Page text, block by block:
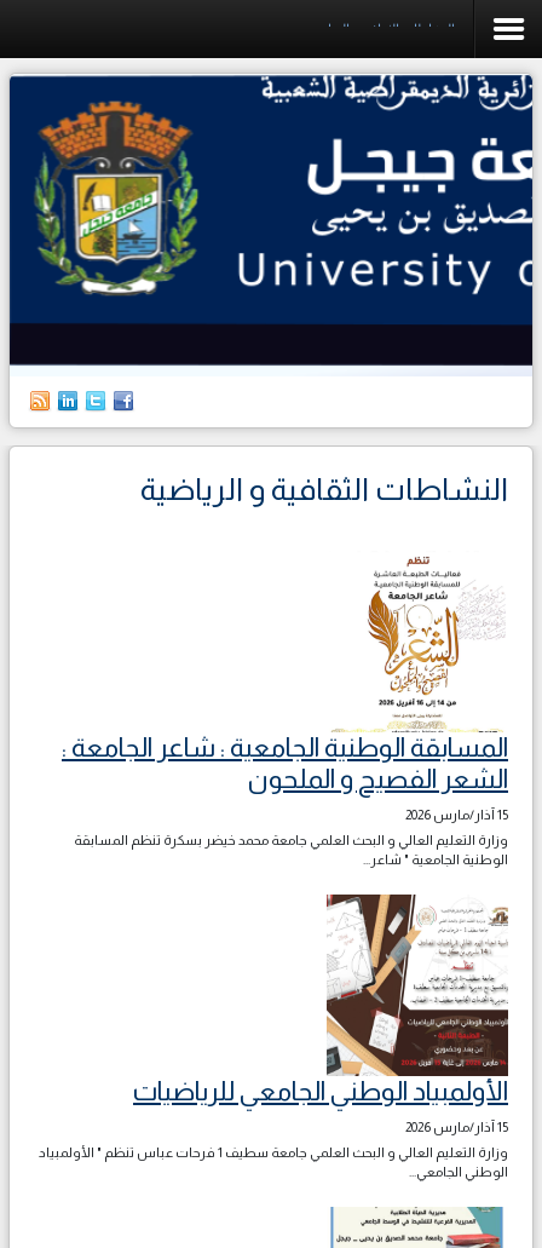
الرئيسية
الجامعة
الكليات
البيداغوجيا
البحث العلمي
التخطيط
العلاقات الخارجية
النشاطات الثقافية و الرياضية
النشاطات الثقافية و الرياضية
المسابقة الوطنية الجامعية : شاعر الجامعة :
الشعر الفصيح و الملحون
15 آذار/مارس 2026
وزارة التعليم العالي و البحث العلمي جامعة محمد خيضر بسكرة تنظم المسابقة
الوطنية الجامعية " شاعر...
الأولمبياد الوطني الجامعي للرياضيات
15 آذار/مارس 2026
وزارة التعليم العالي و البحث العلمي جامعة سطيف 1 فرحات عباس تنظم " الأولمبياد
الوطني الجامعي...